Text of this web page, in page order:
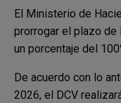
El Ministerio de
prorrogar el plazo de
un porcentaje del
De acuerdo con lo
2026, el DCV